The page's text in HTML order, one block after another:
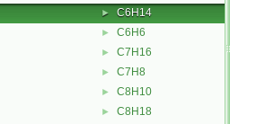
► C6H14
► C6H6
► C7H16
► C7H8
► C8H10
► C8H18